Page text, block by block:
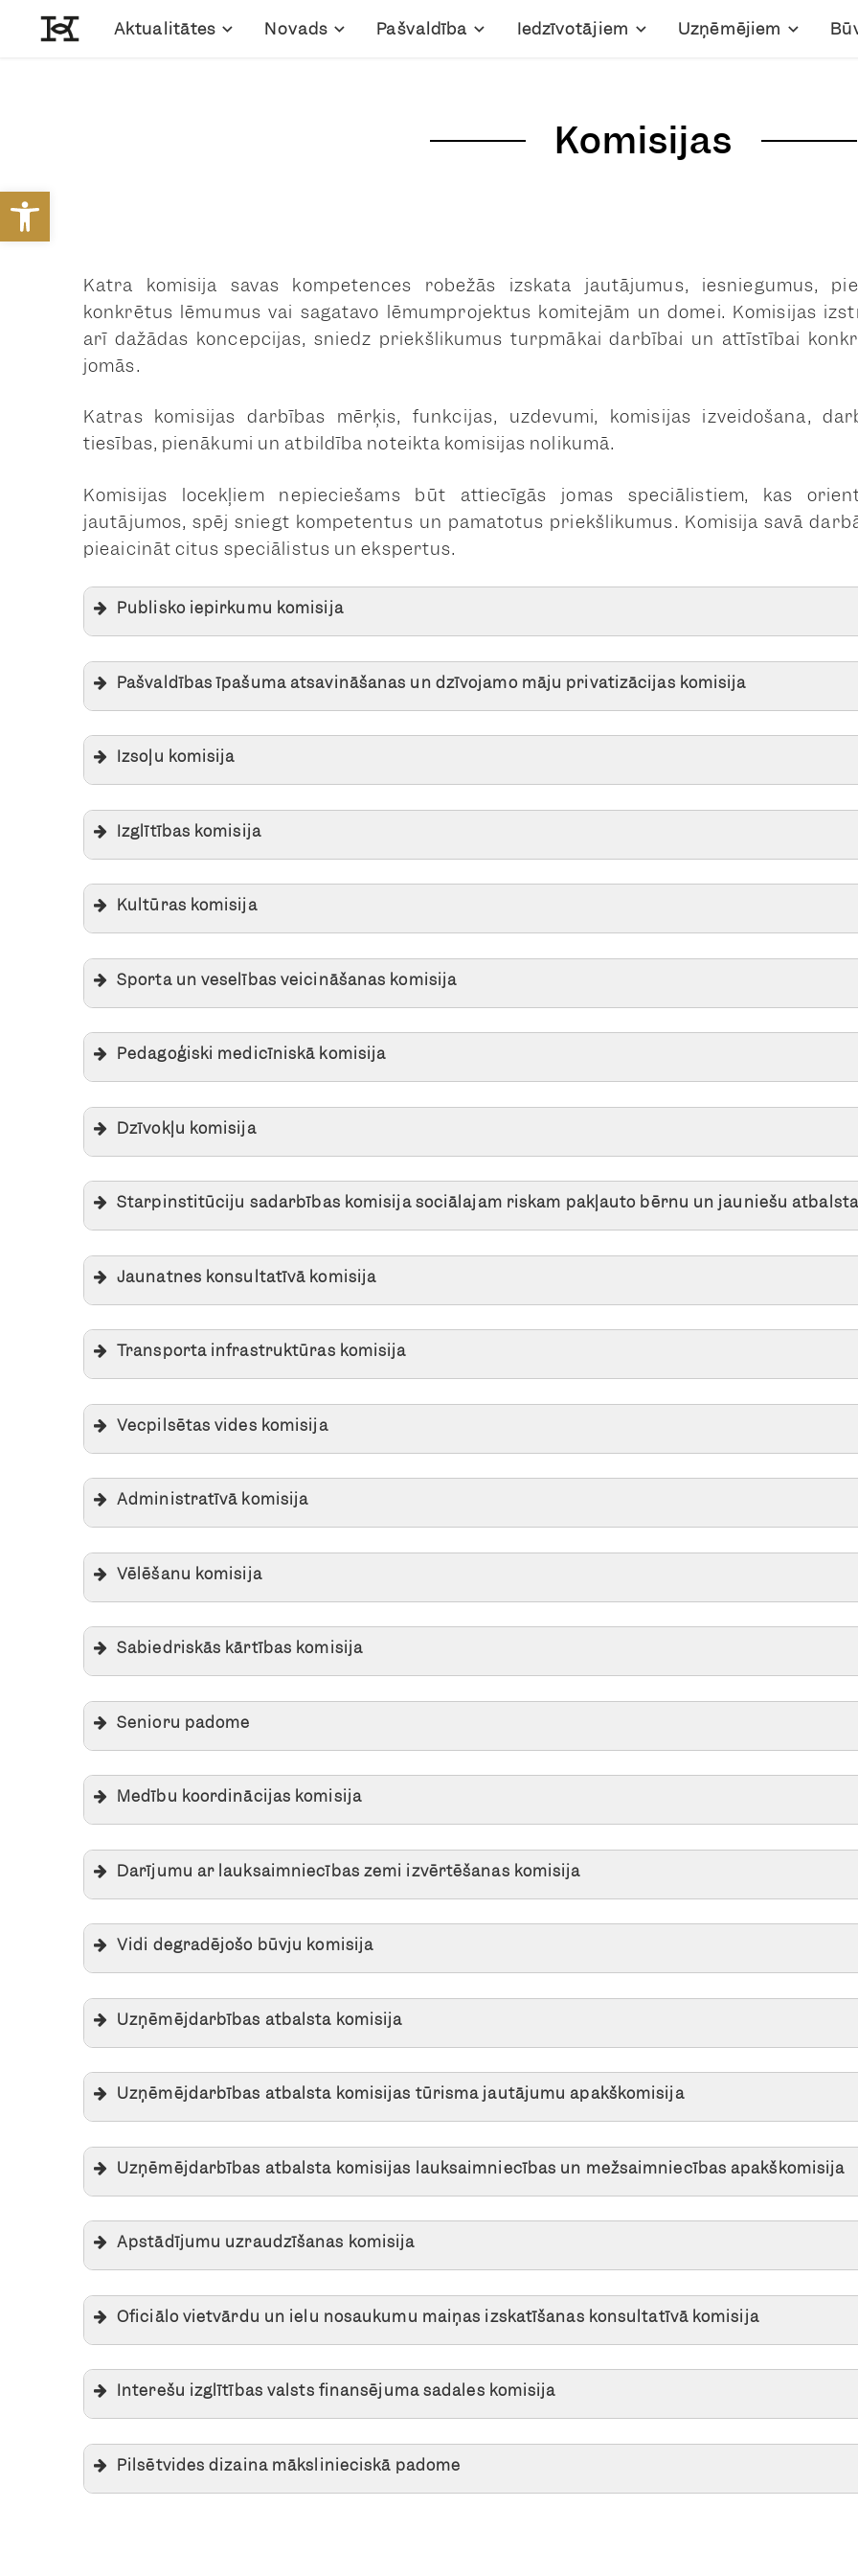
Open toolbar
Aktualitātes Novads Pašvaldība Iedzīvotājiem Uzņēmējiem
Komisijas
Katra komisija savas kompetences robežās izskata jautājumus, iesniegumus,
konkrētus lēmumus vai sagatavo lēmumprojektus komitejām un domei. Komisijas
arī dažādas koncepcijas, sniedz priekšlikumus turpmākai darbībai un attīstībai
jomās.
Katras komisijas darbības mērķis, funkcijas, uzdevumi, komisijas izveidošana,
tiesības, pienākumi un atbildība noteikta komisijas nolikumā.
Komisijas locekļiem nepieciešams būt attiecīgās jomas speciālistiem, kas
jautājumos, spēj sniegt kompetentus un pamatotus priekšlikumus. Komisija savā
pieaicināt citus speciālistus un ekspertus.
Publisko iepirkumu komisija
Pašvaldības īpašuma atsavināšanas un dzīvojamo māju privatizācijas komisija
Izsoļu komisija
Izglītības komisija
Kultūras komisija
Sporta un veselības veicināšanas komisija
Pedagoģiski medicīniskā komisija
Dzīvokļu komisija
Starpinstitūciju sadarbības komisija sociālajam riskam pakļauto bērnu un jauniešu
Jaunatnes konsultatīvā komisija
Transporta infrastruktūras komisija
Vecpilsētas vides komisija
Administratīvā komisija
Vēlēšanu komisija
Sabiedriskās kārtības komisija
Senioru padome
Medību koordinācijas komisija
Darījumu ar lauksaimniecības zemi izvērtēšanas komisija
Vidi degradējošo būvju komisija
Uzņēmējdarbības atbalsta komisija
Uzņēmējdarbības atbalsta komisijas tūrisma jautājumu apakškomisija
Uzņēmējdarbības atbalsta komisijas lauksaimniecības un mežsaimniecības apakškomisija
Apstādījumu uzraudzīšanas komisija
Oficiālo vietvārdu un ielu nosaukumu maiņas izskatīšanas konsultatīvā komisija
Interešu izglītības valsts finansējuma sadales komisija
Pilsētvides dizaina mākslinieciskā padome